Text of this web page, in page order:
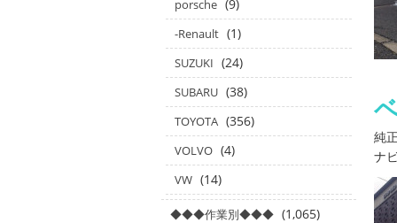
純
ナ
porsche (9)
-Renault (1)
SUZUKI (24)
SUBARU (38)
TOYOTA (356)
VOLVO (4)
VW (14)
◆◆◆作業別◆◆◆ (1,065)